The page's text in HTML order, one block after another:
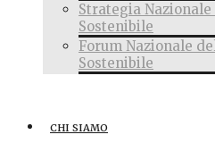
Strategia
Sostenibile
Forum Nazionale
Sostenibile
CHI SIAMO